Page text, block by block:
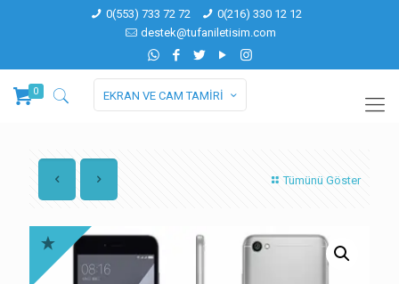
0(553) 733 72 72
0(216) 330 12 12
destek@tufaniletisim.com
0 EKRAN VE CAM TAMİRİ
Tümünü Göster